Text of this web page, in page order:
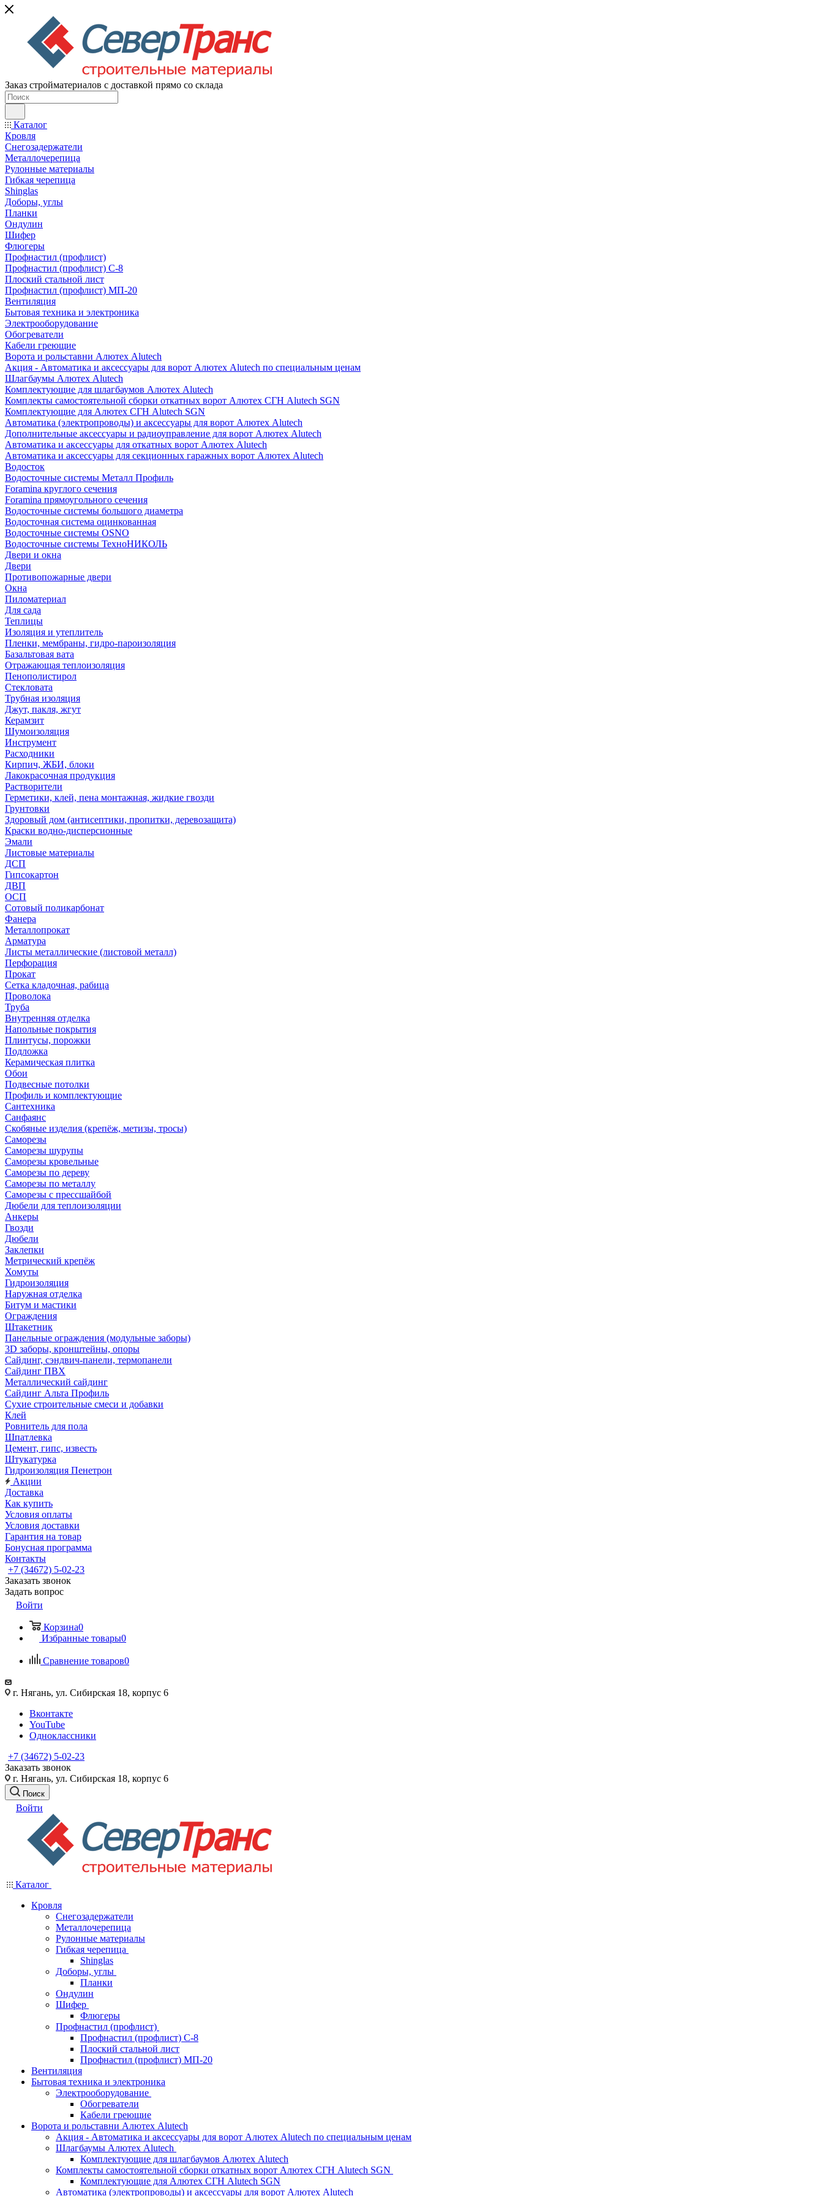
Заказ стройматериалов с доставкой прямо со склада
Каталог
Кровля
Снегозадержатели
Металлочерепица
Рулонные материалы
Гибкая черепица
Shinglas
Доборы, углы
Планки
Ондулин
Шифер
Флюгеры
Профнастил (профлист)
Профнастил (профлист) С-8
Плоский стальной лист
Профнастил (профлист) МП-20
Вентиляция
Бытовая техника и электроника
Электрооборудование
Обогреватели
Кабели греющие
Ворота и рольставни Алютех Alutech
Акция - Автоматика и аксессуары для ворот Алютех Alutech по специальным ценам
Шлагбаумы Алютех Alutech
Комплектующие для шлагбаумов Алютех Alutech
Комплекты самостоятельной сборки откатных ворот Алютех СГН Alutech SGN
Комплектующие для Алютех СГН Alutech SGN
Автоматика (электропроводы) и аксессуары для ворот Алютех Alutech
Дополнительные аксессуары и радиоуправление для ворот Алютех Alutech
Автоматика и аксессуары для откатных ворот Алютех Alutech
Автоматика и аксессуары для секционных гаражных ворот Алютех Alutech
Водосток
Водосточные системы Металл Профиль
Foramina круглого сечения
Foramina прямоугольного сечения
Водосточные системы большого диаметра
Водосточная система оцинкованная
Водосточные системы OSNO
Водосточные системы ТехноНИКОЛЬ
Двери и окна
Двери
Противопожарные двери
Окна
Пиломатериал
Для сада
Теплицы
Изоляция и утеплитель
Пленки, мембраны, гидро-пароизоляция
Базальтовая вата
Отражающая теплоизоляция
Пенополистирол
Стекловата
Трубная изоляция
Джут, пакля, жгут
Керамзит
Шумоизоляция
Инструмент
Расходники
Кирпич, ЖБИ, блоки
Лакокрасочная продукция
Растворители
Герметики, клей, пена монтажная, жидкие гвозди
Грунтовки
Здоровый дом (антисептики, пропитки, деревозащита)
Краски водно-дисперсионные
Эмали
Листовые материалы
ДСП
Гипсокартон
ДВП
ОСП
Сотовый поликарбонат
Фанера
Металлопрокат
Арматура
Листы металлические (листовой металл)
Перфорация
Прокат
Сетка кладочная, рабица
Проволока
Труба
Внутренняя отделка
Напольные покрытия
Плинтусы, порожки
Подложка
Керамическая плитка
Обои
Подвесные потолки
Профиль и комплектующие
Сантехника
Санфаянс
Скобяные изделия (крепёж, метизы, тросы)
Саморезы
Саморезы шурупы
Саморезы кровельные
Саморезы по дереву
Саморезы по металлу
Саморезы с прессшайбой
Дюбели для теплоизоляции
Анкеры
Гвозди
Дюбели
Заклепки
Метрический крепёж
Хомуты
Гидроизоляция
Наружная отделка
Битум и мастики
Ограждения
Штакетник
Панельные ограждения (модульные заборы)
3D заборы, кронштейны, опоры
Cайдинг, сэндвич-панели, термопанели
Сайдинг ПВХ
Металлический сайдинг
Сайдинг Альта Профиль
Сухие строительные смеси и добавки
Клей
Ровнитель для пола
Шпатлевка
Цемент, гипс, известь
Штукатурка
Гидроизоляция Пенетрон
Акции
Доставка
Как купить
Условия оплаты
Условия доставки
Гарантия на товар
Бонусная программа
Контакты
+7 (34672) 5-02-23
Заказать звонок
Задать вопрос
Войти
Корзина0
Избранные товары0
Сравнение товаров0
г. Нягань, ул. Сибирская 18, корпус 6
Вконтакте
YouTube
Одноклассники
+7 (34672) 5-02-23
Заказать звонок
г. Нягань, ул. Сибирская 18, корпус 6
Поиск
Войти
Каталог
Кровля
Снегозадержатели
Металлочерепица
Рулонные материалы
Гибкая черепица
Shinglas
Доборы, углы
Планки
Ондулин
Шифер
Флюгеры
Профнастил (профлист)
Профнастил (профлист) С-8
Плоский стальной лист
Профнастил (профлист) МП-20
Вентиляция
Бытовая техника и электроника
Электрооборудование
Обогреватели
Кабели греющие
Ворота и рольставни Алютех Alutech
Акция - Автоматика и аксессуары для ворот Алютех Alutech по специальным ценам
Шлагбаумы Алютех Alutech
Комплектующие для шлагбаумов Алютех Alutech
Комплекты самостоятельной сборки откатных ворот Алютех СГН Alutech SGN
Комплектующие для Алютех СГН Alutech SGN
Автоматика (электропроводы) и аксессуары для ворот Алютех Alutech